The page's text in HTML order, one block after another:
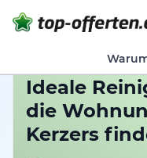
Ideale
die
Kerzers